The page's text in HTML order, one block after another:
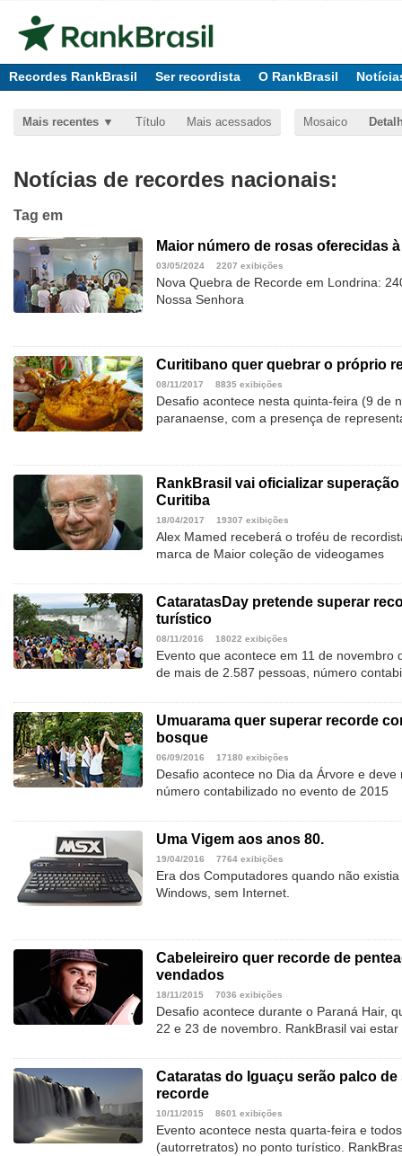
Recordes RankBrasil Ser recordista O RankBrasil
Mais recentes Título Mais acessados Mosaico
Notícias de recordes nacionais:
Tag em
Maior número de rosas oferecidas
03/05/2024 2207 exibições
Nova Quebra de Recorde em Londrina:
Nossa Senhora
Curitibano quer quebrar o próprio
08/11/2017 8835 exibições
Desafio acontece nesta quinta-feira (9 de
paranaense, com a presença de
RankBrasil vai oficializar
Curitiba
18/04/2017 19307 exibições
Alex Mamed receberá o troféu de
marca de Maior coleção de videogames
CataratasDay pretende superar
turístico
08/11/2016 18022 exibições
Evento que acontece em 11 de novembro
de mais de 2.587 pessoas, número
Umuarama quer superar recorde
bosque
06/09/2016 17180 exibições
Desafio acontece no Dia da Árvore e
número contabilizado no evento de 2015
Uma Vigem aos anos 80.
19/04/2016 7764 exibições
Era dos Computadores quando não
Windows, sem Internet.
Cabeleireiro quer recorde de
vendados
18/11/2015 7036 exibições
Desafio acontece durante o Paraná Hair,
22 e 23 de novembro. RankBrasil vai
Cataratas do Iguaçu serão palco
recorde
10/11/2015 8601 exibições
Evento acontece nesta quarta-feira e
(autorretratos) no ponto turístico.